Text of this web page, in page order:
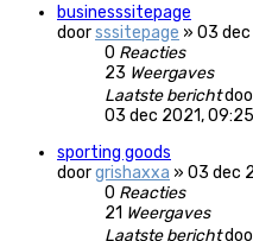
businesssitepage
doorsssitepage » 03
0 Reacties
23 Weergaves
Laatste bericht
03 dec 2021, 09:25
sporting goods
doorgrishaxxa » 03 dec
0 Reacties
21 Weergaves
Laatste bericht